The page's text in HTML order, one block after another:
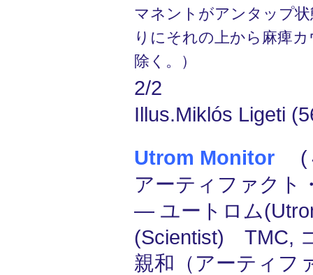
マネントがアンタップ
りにそれの上から麻痺
除く。）
2/2
Illus.Miklós Ligeti
Utrom Monitor (
アーティファクト
― ユートロム
(Scientist) TMC,
親和（アーティフ